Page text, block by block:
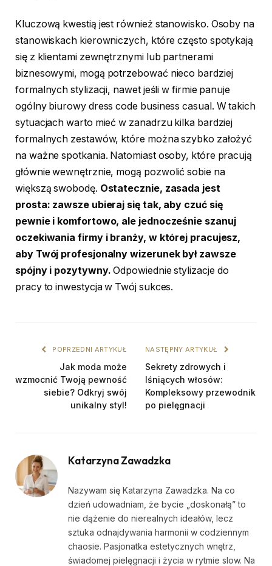
Kluczową kwestią jest również stanowisko. Osoby na
stanowiskach kierowniczych, które często spotykają
się z klientami zewnętrznymi lub partnerami
biznesowymi, mogą potrzebować nieco bardziej
formalnych stylizacji, nawet jeśli w firmie panuje
ogólny biurowy dress code business casual. W takich
sytuacjach warto mieć w zanadrzu kilka bardziej
formalnych zestawów, które można szybko założyć
na ważne spotkania. Natomiast osoby, które pracują
głównie wewnętrznie, mogą pozwolić sobie na
większą swobodę. Ostatecznie, zasada jest
prosta: zawsze ubieraj się tak, aby czuć się
pewnie i komfortowo, ale jednocześnie szanuj
oczekiwania firmy i branży, w której pracujesz,
aby Twój profesjonalny wizerunek był zawsze
spójny i pozytywny. Odpowiednie stylizacje do
pracy to inwestycja w Twój sukces.
POPRZEDNI ARTYKUŁ
Jak moda może
wzmocnić Twoją pewność
siebie? Odkryj swój
unikalny styl!
NASTĘPNY ARTYKUŁ
Sekrety zdrowych i
lśniących włosów:
Kompleksowy przewodnik
po pielęgnacji
Katarzyna Zawadzka
Nazywam się Katarzyna Zawadzka. Na co
dzień udowadniam, że bycie „doskonałą” to
nie dążenie do nierealnych ideałów, lecz
sztuka odnajdywania harmonii w codziennym
chaosie. Pasjonatka estetycznych wnętrz,
świadomej pielęgnacji i życia w rytmie slow. Na